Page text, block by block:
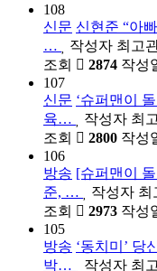
108
신문 신현준 “아
…
작성자 최고
조회
2874 작성
107
신문 ‘슈퍼맨이
육…
작성자 최
조회
2800 작성
106
방송 [슈퍼맨이
준, …
작성자 최
조회
2973 작성
105
방송 ‘동치미’ 당
박…
작성자 최